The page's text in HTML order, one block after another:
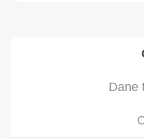
Dane